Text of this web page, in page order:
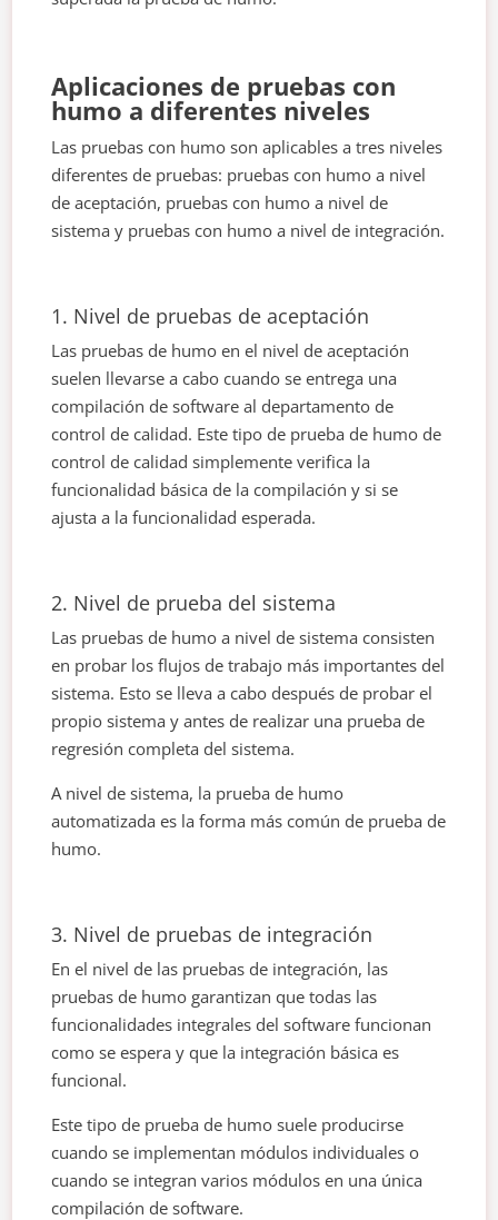
Aplicaciones de pruebas con
humo a diferentes niveles
Las pruebas con humo son aplicables a tres niveles
diferentes de pruebas: pruebas con humo a nivel
de aceptación, pruebas con humo a nivel de
sistema y pruebas con humo a nivel de integración.
1. Nivel de pruebas de aceptación
Las pruebas de humo en el nivel de aceptación
suelen llevarse a cabo cuando se entrega una
compilación de software al departamento de
control de calidad. Este tipo de prueba de humo de
control de calidad simplemente verifica la
funcionalidad básica de la compilación y si se
ajusta a la funcionalidad esperada.
2. Nivel de prueba del sistema
Las pruebas de humo a nivel de sistema consisten
en probar los flujos de trabajo más importantes del
sistema. Esto se lleva a cabo después de probar el
propio sistema y antes de realizar una prueba de
regresión completa del sistema.
A nivel de sistema, la prueba de humo
automatizada es la forma más común de prueba de
humo.
3. Nivel de pruebas de integración
En el nivel de las pruebas de integración, las
pruebas de humo garantizan que todas las
funcionalidades integrales del software funcionan
como se espera y que la integración básica es
funcional.
Este tipo de prueba de humo suele producirse
cuando se implementan módulos individuales o
cuando se integran varios módulos en una única
compilación de software.